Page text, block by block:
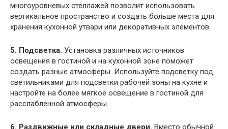
многоуровневых стеллажей позволит использовать
вертикальное пространство и создать больше места для
хранения кухонной утвари или декоративных элементов.
5. Подсветка. Установка различных источников
освещения в гостиной и на кухонной зоне поможет
создать разные атмосферы. Используйте подсветку под
светильниками для подсветки рабочей зоны на кухне и
настройте на более мягкое освещение в гостиной для
расслабленной атмосферы.
6. Раздвижные или складные двери. Вместо обычной